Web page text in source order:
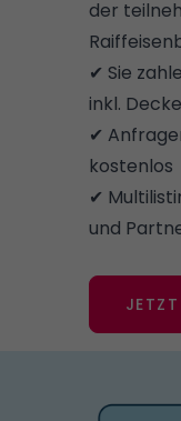
der
✔ Sie
inkl.
✔
kostenlos
✔
und
JETZT